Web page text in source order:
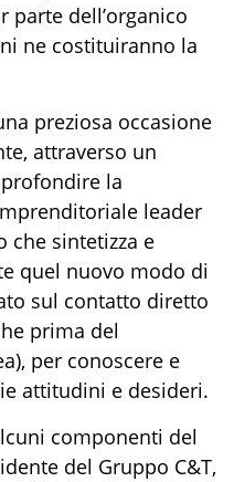
dell’organico
ne costituiranno la
preziosa occasione
, attraverso un
la
e leader
che sintetizza e
quel nuovo modo di
sul contatto diretto
prima del
), per conoscere e
attitudini e desideri.
componenti del
del Gruppo C&T,